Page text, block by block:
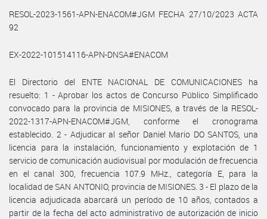
RESOL-2023-1561-APN-ENACOM#JGM FECHA 27/10/2023 ACTA
92
EX-2022-101514116-APN-DNSA#ENACOM
El Directorio del ENTE NACIONAL DE COMUNICACIONES ha
resuelto: 1 - Aprobar los actos de Concurso Público Simplificado
convocado para la provincia de MISIONES, a través de la RESOL-
2022-1317-APN-ENACOM#JGM, conforme el cronograma
establecido. 2 - Adjudicar al señor Daniel Mario DO SANTOS, una
licencia para la instalación, funcionamiento y explotación de 1
servicio de comunicación audiovisual por modulación de frecuencia
en el canal 300, frecuencia 107.9 MHz., categoría E, para la
localidad de SAN ANTONIO, provincia de MISIONES. 3 - El plazo de la
licencia adjudicada abarcará un período de 10 años, contados a
partir de la fecha del acto administrativo de autorización de inicio